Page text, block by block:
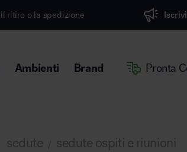
Iscriviti alla Newsletter, ricevi
Ambienti Brand Pronta
sedute sedute ospiti e riunioni